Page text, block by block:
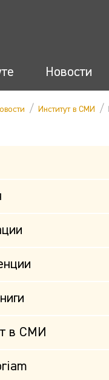
Новости
/ Институт в СМИ /
в СМИ